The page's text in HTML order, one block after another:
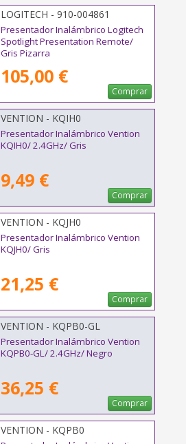
LOGITECH - 910-004861
Presentador Inalámbrico Logitech
Spotlight Presentation Remote/
Gris Pizarra
105,00 €
Comprar
VENTION - KQIH0
Presentador Inalámbrico Vention
KQIH0/ 2.4GHz/ Gris
9,49 €
Comprar
VENTION - KQJH0
Presentador Inalámbrico Vention
KQJH0/ Gris
21,25 €
Comprar
VENTION - KQPB0-GL
Presentador Inalámbrico Vention
KQPB0-GL/ 2.4GHz/ Negro
36,25 €
Comprar
VENTION - KQPB0